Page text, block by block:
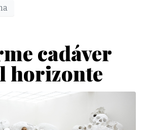
cadáver
horizonte